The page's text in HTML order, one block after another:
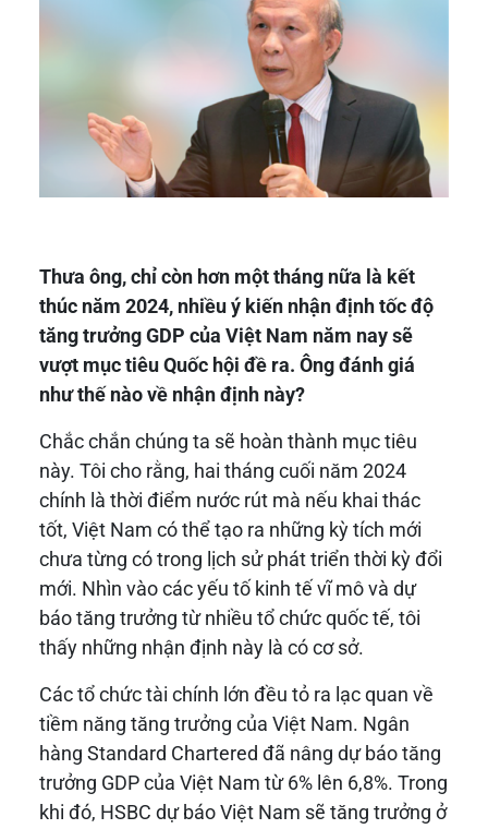
Thưa ông, chỉ còn hơn một tháng nữa là kết
thúc năm 2024, nhiều ý kiến nhận định tốc độ
tăng trưởng GDP của Việt Nam năm nay sẽ
vượt mục tiêu Quốc hội đề ra. Ông đánh giá
như thế nào về nhận định này?
Chắc chắn chúng ta sẽ hoàn thành mục tiêu
này. Tôi cho rằng, hai tháng cuối năm 2024
chính là thời điểm nước rút mà nếu khai thác
tốt, Việt Nam có thể tạo ra những kỳ tích mới
chưa từng có trong lịch sử phát triển thời kỳ đổi
mới. Nhìn vào các yếu tố kinh tế vĩ mô và dự
báo tăng trưởng từ nhiều tổ chức quốc tế, tôi
thấy những nhận định này là có cơ sở.
Các tổ chức tài chính lớn đều tỏ ra lạc quan về
tiềm năng tăng trưởng của Việt Nam. Ngân
hàng Standard Chartered đã nâng dự báo tăng
trưởng GDP của Việt Nam từ 6% lên 6,8%. Trong
khi đó, HSBC dự báo Việt Nam sẽ tăng trưởng ở